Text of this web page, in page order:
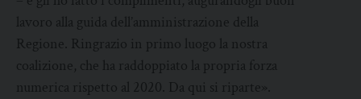
lavoro alla guida dell’amministrazione della
Regione. Ringrazio in primo luogo la nostra
coalizione, che ha raddoppiato la propria forza
numerica rispetto al 2020. Da qui si riparte».